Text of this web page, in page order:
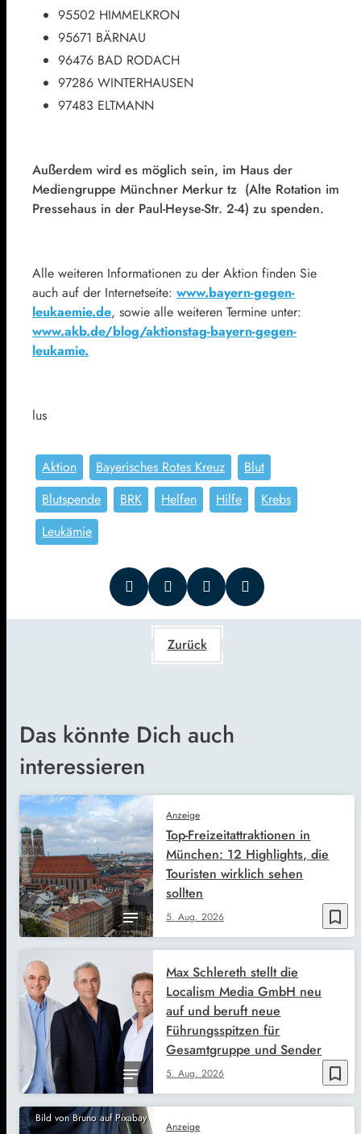
95502 HIMMELKRON
95671 BÄRNAU
96476 BAD RODACH
97286 WINTERHAUSEN
97483 ELTMANN
Außerdem wird es möglich sein, im Haus der
Mediengruppe Münchner Merkur tz (Alte Rotation im
Pressehaus in der Paul-Heyse-Str. 2-4) zu spenden.
Alle weiteren Informationen zu der Aktion finden Sie
auch auf der Internetseite: www.bayern-gegen-
leukaemie.de, sowie alle weiteren Termine unter:
www.akb.de/blog/aktionstag-bayern-gegen-
leukamie.
lus
Aktion Bayerisches Rotes Kreuz
Blut
Blutspende
BRK Helfen Hilfe
Krebs
Leukämie
Zurück
Das könnte Dich auch
interessieren
bookmark_border
Anzeige
5. Aug. 2026
Top-Freizeitattraktionen in
München: 12 Highlights, die
Touristen wirklich sehen
sollten
bookmark_border
5. Aug. 2026
Max Schlereth stellt die
Localism Media GmbH neu
auf und beruft neue
Führungsspitzen für
Gesamtgruppe und Sender
Bild von Bruno auf Pixabay
Anzeige